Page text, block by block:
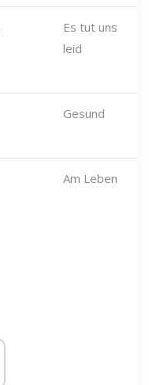
Es tut uns
leid
Gesund
Am Leben